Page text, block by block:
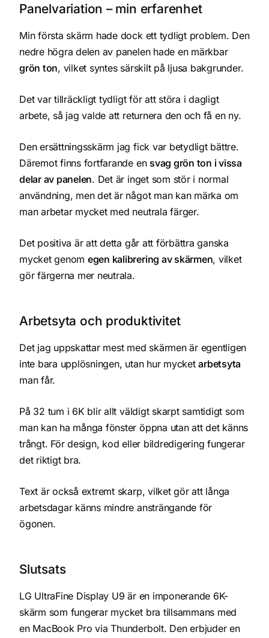
Panelvariation – min erfarenhet
Min första skärm hade dock ett tydligt problem. Den
nedre högra delen av panelen hade en märkbar
grön ton, vilket syntes särskilt på ljusa bakgrunder.
Det var tillräckligt tydligt för att störa i dagligt
arbete, så jag valde att returnera den och få en ny.
Den ersättningsskärm jag fick var betydligt bättre.
Däremot finns fortfarande en svag grön ton i vissa
delar av panelen. Det är inget som stör i normal
användning, men det är något man kan märka om
man arbetar mycket med neutrala färger.
Det positiva är att detta går att förbättra ganska
mycket genom egen kalibrering av skärmen, vilket
gör färgerna mer neutrala.
Arbetsyta och produktivitet
Det jag uppskattar mest med skärmen är egentligen
inte bara upplösningen, utan hur mycketarbetsyta
man får.
På 32 tum i 6K blir allt väldigt skarpt samtidigt som
man kan ha många fönster öppna utan att det känns
trångt. För design, kod eller bildredigering fungerar
det riktigt bra.
Text är också extremt skarp, vilket gör att långa
arbetsdagar känns mindre ansträngande för
ögonen.
Slutsats
LG UltraFine Display U9 är en imponerande 6K-
skärm som fungerar mycket bra tillsammans med
en MacBook Pro via Thunderbolt. Den erbjuder en